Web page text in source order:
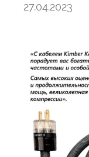
27.04.2023